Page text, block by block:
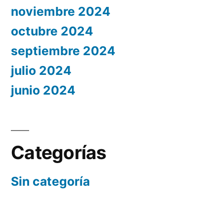
noviembre 2024
octubre 2024
septiembre 2024
julio 2024
junio 2024
Categorías
Sin categoría